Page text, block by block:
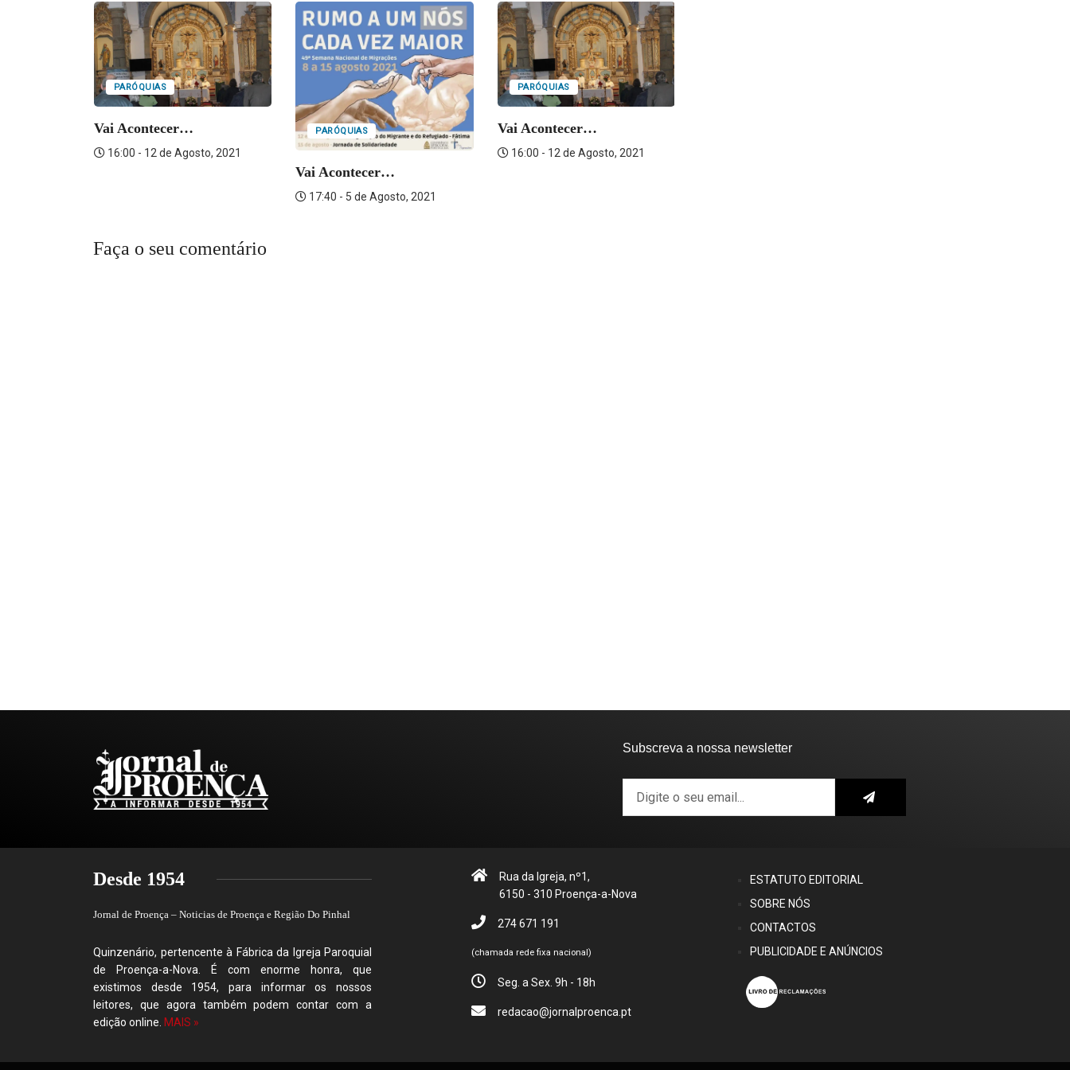
PARÓQUIAS
Vai Acontecer…
16:00 - 12 de Agosto, 2021
PARÓQUIAS
Vai Acontecer…
17:40 - 5 de Agosto, 2021
PARÓQUIAS
Vai Acontecer…
16:00 - 12 de Agosto, 2021
Faça o seu comentário
Subscreva a nossa newsletter
Desde 1954
Jornal de Proença – Noticias de Proença e Região Do Pinhal
Quinzenário, pertencente à Fábrica da Igreja Paroquial
de Proença-a-Nova. É com enorme honra, que
existimos desde 1954, para informar os nossos
leitores, que agora também podem contar com a
edição online. MAIS »
Rua da Igreja, nº1,
6150 - 310 Proença-a-Nova
274 671 191
(chamada rede fixa nacional)
Seg. a Sex. 9h - 18h
redacao@jornalproenca.pt
ESTATUTO EDITORIAL
SOBRE NÓS
CONTACTOS
PUBLICIDADE E ANÚNCIOS